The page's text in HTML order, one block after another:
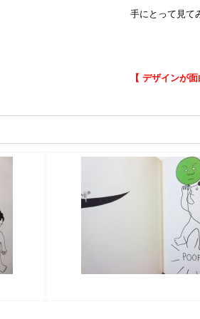
手にとって見て
【 デザインが面